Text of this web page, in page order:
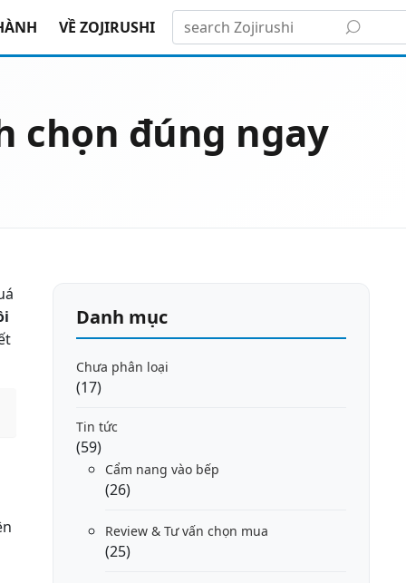
VỀ ZOJIRUSHI
chọn đúng ngay
Danh mục
Chưa phân loại
(17)
Tin tức
(59)
Cẩm nang vào bếp
(26)
Review & Tư vấn chọn mua
(25)